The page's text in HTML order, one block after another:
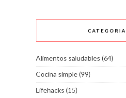
Alimentos saludables (64)
Cocina simple(99)
Lifehacks (15)